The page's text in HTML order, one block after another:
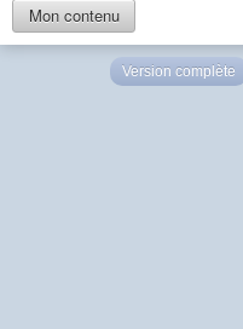
Mon contenu
Version complète